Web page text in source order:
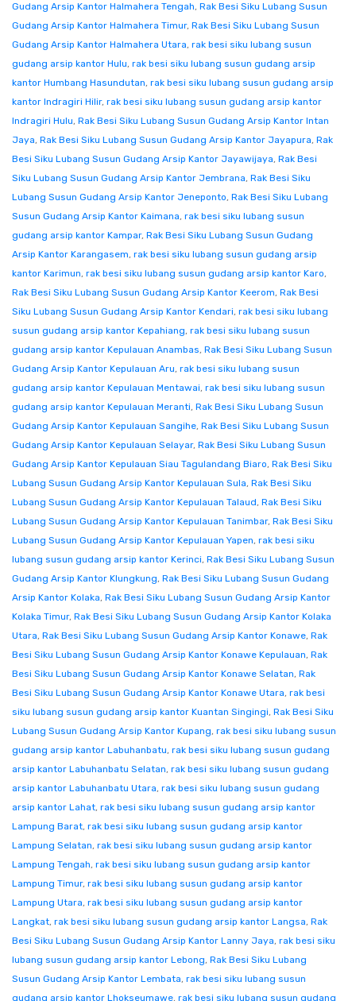
Gudang Arsip Kantor Halmahera Tengah, Rak Besi Siku Lubang Susun
Gudang Arsip Kantor Halmahera Timur, Rak Besi Siku Lubang Susun
Gudang Arsip Kantor Halmahera Utara, rak besi siku lubang susun
gudang arsip kantor Hulu, rak besi siku lubang susun gudang arsip
kantor Humbang Hasundutan, rak besi siku lubang susun gudang arsip
kantor Indragiri Hilir, rak besi siku lubang susun gudang arsip kantor
Indragiri Hulu, Rak Besi Siku Lubang Susun Gudang Arsip Kantor Intan
Jaya, Rak Besi Siku Lubang Susun Gudang Arsip Kantor Jayapura, Rak
Besi Siku Lubang Susun Gudang Arsip Kantor Jayawijaya, Rak Besi
Siku Lubang Susun Gudang Arsip Kantor Jembrana, Rak Besi Siku
Lubang Susun Gudang Arsip Kantor Jeneponto, Rak Besi Siku Lubang
Susun Gudang Arsip Kantor Kaimana, rak besi siku lubang susun
gudang arsip kantor Kampar, Rak Besi Siku Lubang Susun Gudang
Arsip Kantor Karangasem, rak besi siku lubang susun gudang arsip
kantor Karimun, rak besi siku lubang susun gudang arsip kantor Karo,
Rak Besi Siku Lubang Susun Gudang Arsip Kantor Keerom, Rak Besi
Siku Lubang Susun Gudang Arsip Kantor Kendari, rak besi siku lubang
susun gudang arsip kantor Kepahiang, rak besi siku lubang susun
gudang arsip kantor Kepulauan Anambas, Rak Besi Siku Lubang Susun
Gudang Arsip Kantor Kepulauan Aru, rak besi siku lubang susun
gudang arsip kantor Kepulauan Mentawai, rak besi siku lubang susun
gudang arsip kantor Kepulauan Meranti, Rak Besi Siku Lubang Susun
Gudang Arsip Kantor Kepulauan Sangihe, Rak Besi Siku Lubang Susun
Gudang Arsip Kantor Kepulauan Selayar, Rak Besi Siku Lubang Susun
Gudang Arsip Kantor Kepulauan Siau Tagulandang Biaro, Rak Besi Siku
Lubang Susun Gudang Arsip Kantor Kepulauan Sula, Rak Besi Siku
Lubang Susun Gudang Arsip Kantor Kepulauan Talaud, Rak Besi Siku
Lubang Susun Gudang Arsip Kantor Kepulauan Tanimbar, Rak Besi Siku
Lubang Susun Gudang Arsip Kantor Kepulauan Yapen, rak besi siku
lubang susun gudang arsip kantor Kerinci, Rak Besi Siku Lubang Susun
Gudang Arsip Kantor Klungkung, Rak Besi Siku Lubang Susun Gudang
Arsip Kantor Kolaka, Rak Besi Siku Lubang Susun Gudang Arsip Kantor
Kolaka Timur, Rak Besi Siku Lubang Susun Gudang Arsip Kantor Kolaka
Utara, Rak Besi Siku Lubang Susun Gudang Arsip Kantor Konawe, Rak
Besi Siku Lubang Susun Gudang Arsip Kantor Konawe Kepulauan, Rak
Besi Siku Lubang Susun Gudang Arsip Kantor Konawe Selatan, Rak
Besi Siku Lubang Susun Gudang Arsip Kantor Konawe Utara, rak besi
siku lubang susun gudang arsip kantor Kuantan Singingi, Rak Besi Siku
Lubang Susun Gudang Arsip Kantor Kupang, rak besi siku lubang susun
gudang arsip kantor Labuhanbatu, rak besi siku lubang susun gudang
arsip kantor Labuhanbatu Selatan, rak besi siku lubang susun gudang
arsip kantor Labuhanbatu Utara, rak besi siku lubang susun gudang
arsip kantor Lahat, rak besi siku lubang susun gudang arsip kantor
Lampung Barat, rak besi siku lubang susun gudang arsip kantor
Lampung Selatan, rak besi siku lubang susun gudang arsip kantor
Lampung Tengah, rak besi siku lubang susun gudang arsip kantor
Lampung Timur, rak besi siku lubang susun gudang arsip kantor
Lampung Utara, rak besi siku lubang susun gudang arsip kantor
Langkat, rak besi siku lubang susun gudang arsip kantor Langsa, Rak
Besi Siku Lubang Susun Gudang Arsip Kantor Lanny Jaya, rak besi siku
lubang susun gudang arsip kantor Lebong, Rak Besi Siku Lubang
Susun Gudang Arsip Kantor Lembata, rak besi siku lubang susun
gudang arsip kantor Lhokseumawe, rak besi siku lubang susun gudang